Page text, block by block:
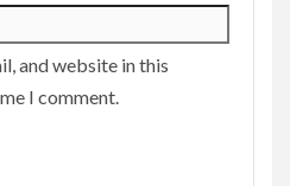
and website in this
I comment.